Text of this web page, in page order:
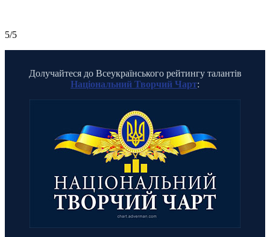
5/5
Долучайтеся до Всеукраїнського рейтингу талантів
Національний Творчий Чарт: